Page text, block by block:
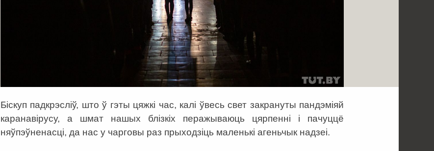
Біскуп падкрэсліў, што ў гэты цяжкі час, калі ўвесь свет закрануты пандэміяй
каранавірусу, a шмат нашых блізкіх перажываюць цярпенні і пачуццё
няўпэўненасці, да нас у чарговы раз прыходзіць маленькі агеньчык надзеі.